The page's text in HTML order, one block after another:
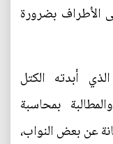
الأطراف بضرورة
أبدته الكتل
بمحاسبة
عن بعض النواب،